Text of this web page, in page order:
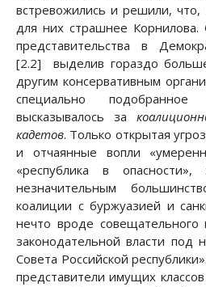
встревожились и решили,
для них страшнее
представительства в
[2.2] выделив гораздо
другим консервативным
специально подобранное
высказывалось за
кадетов. Только открытая
и отчаянные вопли
«республика в опасности»,
незначительным
коалиции с буржуазией и
нечто вроде совещательного
законодательной власти под
Совета Российской
представители имущих